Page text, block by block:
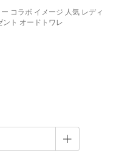
コラボ イメージ 人気 レディ
ント オードトワレ